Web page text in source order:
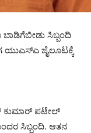
ಸಿಬ್ಬಂದಿ
ಯುಎಸ್‍ಎ ಜೈಲೂಟಕ್ಕೆ
ಕುಮಾರ್ ಪಟೇಲ್
ಸಿಬ್ಬಂದಿ. ಆತನ